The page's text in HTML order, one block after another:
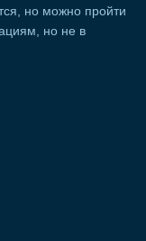
но можно пройти
но не в